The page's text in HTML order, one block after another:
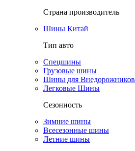
Страна производитель
Шины Китай
Тип авто
Спецшины
Грузовые шины
Шины для Внедорожников
Легковые Шины
Сезонность
Зимние шины
Всесезонные шины
Летние шины